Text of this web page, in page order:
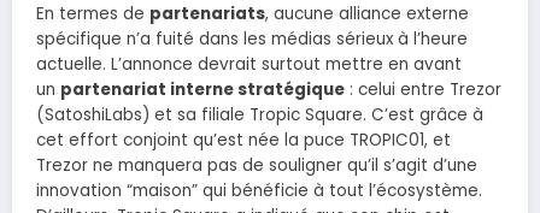
En termes de partenariats, aucune alliance externe
spécifique n’a fuité dans les médias sérieux à l’heure
actuelle. L’annonce devrait surtout mettre en avant
un partenariat interne stratégique : celui entre Trezor
(SatoshiLabs) et sa filiale Tropic Square. C’est grâce à
cet effort conjoint qu’est née la puce TROPIC01, et
Trezor ne manquera pas de souligner qu’il s’agit d’une
innovation “maison” qui bénéficie à tout l’écosystème.